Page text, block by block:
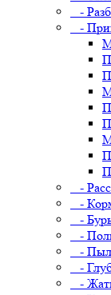
-
-
-
-
-
-
-
-
-